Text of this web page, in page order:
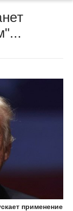
применение